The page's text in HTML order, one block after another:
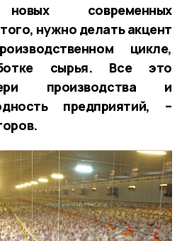
новых современных
нужно делать акцент
цикле,
сырья. Все это
производства и
предприятий, –